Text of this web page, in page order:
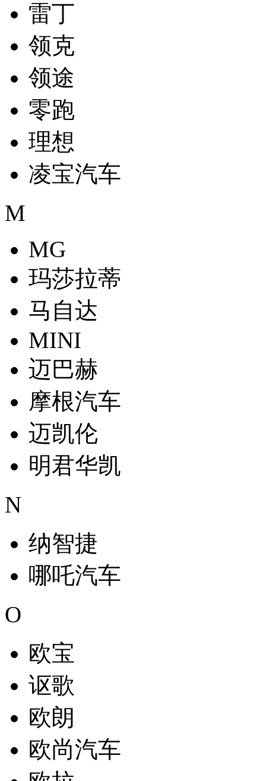
雷丁
领克
领途
零跑
理想
凌宝汽车
M
MG
玛莎拉蒂
马自达
MINI
迈巴赫
摩根汽车
迈凯伦
明君华凯
N
纳智捷
哪吒汽车
O
欧宝
讴歌
欧朗
欧尚汽车